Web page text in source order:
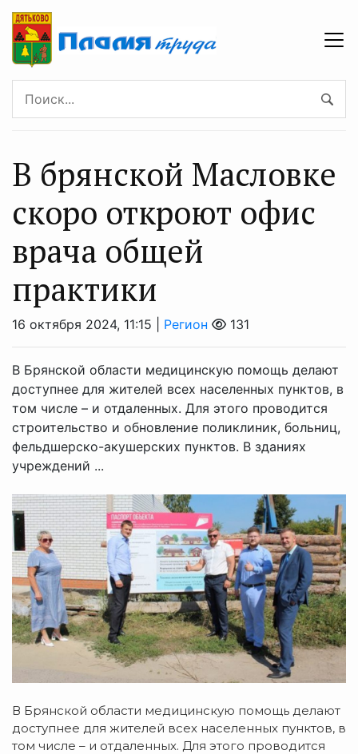
В брянской Масловке
скоро откроют офис
врача общей
практики
16 октября 2024, 11:15 | Регион 131
В Брянской области медицинскую помощь делают
доступнее для жителей всех населенных пунктов, в
том числе – и отдаленных. Для этого проводится
строительство и обновление поликлиник, больниц,
фельдшерско-акушерских пунктов. В зданиях
учреждений ...
В Брянской области медицинскую помощь делают
доступнее для жителей всех населенных пунктов, в
том числе – и отдаленных. Для этого проводится